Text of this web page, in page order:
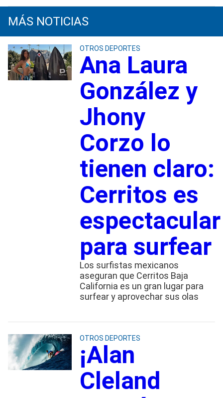
MÁS NOTICIAS
OTROS DEPORTES
Ana Laura
González y
Jhony
Corzo lo
tienen claro:
Cerritos es
espectacular
para surfear
Los surfistas mexicanos
aseguran que Cerritos Baja
California es un gran lugar para
surfear y aprovechar sus olas
OTROS DEPORTES
¡Alan
Cleland